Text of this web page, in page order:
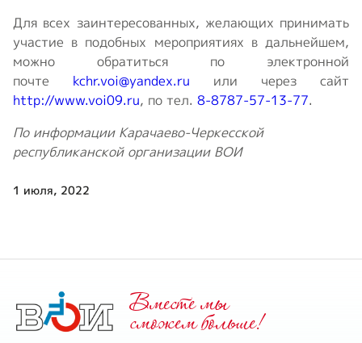
Для всех заинтересованных, желающих принимать
участие в подобных мероприятиях в дальнейшем,
можно обратиться по электронной
почте kchr.voi@yandex.ru или через сайт
http://www.voi09.ru, по тел. 8-8787-57-13-77.
По информации Карачаево-Черкесской
республиканской организации ВОИ
1 июля, 2022
Вместе мы
cможем больше!